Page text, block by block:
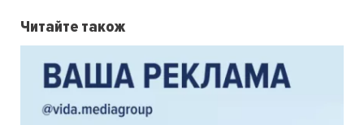
Читайте також